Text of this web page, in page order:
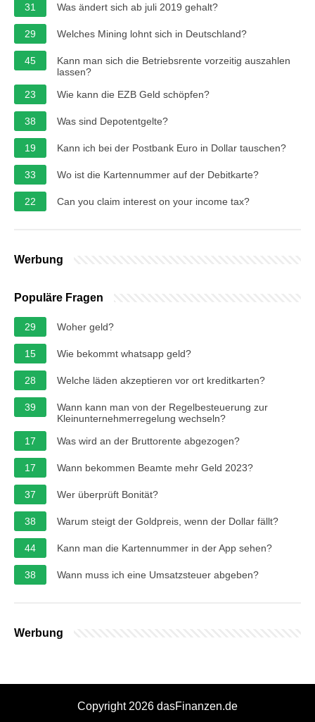
31 Was ändert sich ab juli 2019 gehalt?
29 Welches Mining lohnt sich in Deutschland?
45
Kann man sich die Betriebsrente vorzeitig auszahlen
lassen?
23
Wie kann die EZB Geld schöpfen?
38 Was sind Depotentgelte?
19 Kann ich bei der Postbank Euro in Dollar tauschen?
33 Wo ist die Kartennummer auf der Debitkarte?
22 Can you claim interest on your income tax?
Werbung
Populäre Fragen
29 Woher geld?
15 Wie bekommt whatsapp geld?
28 Welche läden akzeptieren vor ort kreditkarten?
39
Wann kann man von der Regelbesteuerung zur
Kleinunternehmerregelung wechseln?
17
Was wird an der Bruttorente abgezogen?
17 Wann bekommen Beamte mehr Geld 2023?
37 Wer überprüft Bonität?
38 Warum steigt der Goldpreis, wenn der Dollar fällt?
44 Kann man die Kartennummer in der App sehen?
38 Wann muss ich eine Umsatzsteuer abgeben?
Werbung
Copyright 2026 dasFinanzen.de